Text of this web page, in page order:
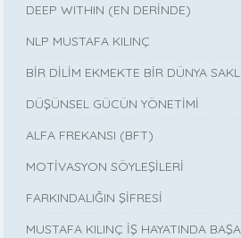
DEEP WITHIN (EN DERİNDE)
NLP MUSTAFA KILINÇ
BİR DİLİM EKMEKTE BİR DÜNYA SAKLI
DÜŞÜNSEL GÜCÜN YÖNETİMİ
ALFA FREKANSI (BFT)
MOTİVASYON SÖYLEŞİLERİ
FARKINDALIĞIN ŞİFRESİ
MUSTAFA KILINÇ İŞ HAYATINDA